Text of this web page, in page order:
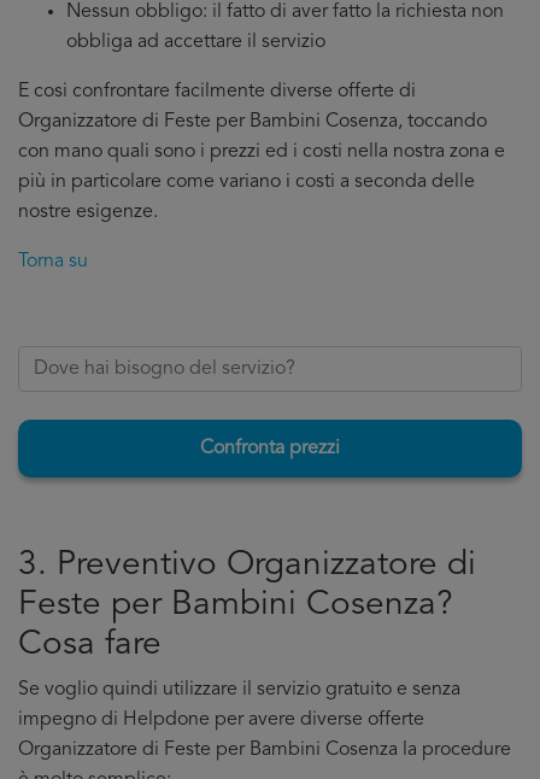
Nessun obbligo: il fatto di aver fatto la richiesta non
obbliga ad accettare il servizio
E cosi confrontare facilmente diverse offerte di
Organizzatore di Feste per Bambini Cosenza, toccando
con mano quali sono i prezzi ed i costi nella nostra zona e
più in particolare come variano i costi a seconda delle
nostre esigenze.
Torna su
Confronta prezzi
3. Preventivo Organizzatore di
Feste per Bambini Cosenza?
Cosa fare
Se voglio quindi utilizzare il servizio gratuito e senza
impegno di Helpdone per avere diverse offerte
Organizzatore di Feste per Bambini Cosenza la procedure